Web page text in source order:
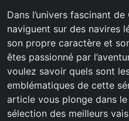
Dans l’univers fascinant
naviguent sur des navires
son propre caractère et
êtes passionné par
voulez savoir quels sont
emblématiques de cette
article vous plonge dans
sélection des meilleurs